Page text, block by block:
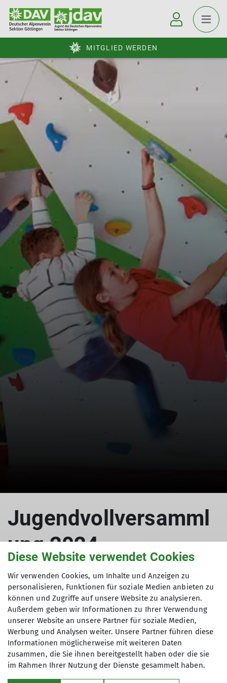
MITGLIED WERDEN
Jugendvollversamml
ung 2024
10.12.2024
Aktuelles Jugend Hauptartikel
Liebes Mitglied der JDAV Göttingen,
Du möchtest in der JDAV Göttingen
mitbestimmen? Dann komme am Dienstag, den
Diese Website verwendet Cookies
Wir verwenden Cookies, um Inhalte und Anzeigen zu
personalisieren, Funktionen für soziale Medien anbieten zu
können und Zugriffe auf unsere Website zu analysieren.
Außerdem geben wir Informationen zu Ihrer Verwendung
unserer Website an unsere Partner für soziale Medien,
Werbung und Analysen weiter. Unsere Partner führen diese
Informationen möglicherweise mit weiteren Daten
zusammen, die Sie ihnen bereitgestellt haben oder die sie
im Rahmen Ihrer Nutzung der Dienste gesammelt haben.